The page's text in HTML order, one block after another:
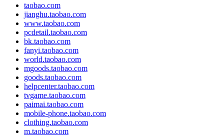
taobao.com
jianghu.taobao.com
www.taobao.com
pcdetail.taobao.com
bk.taobao.com
fanyi.taobao.com
world.taobao.com
mgoods.taobao.com
goods.taobao.com
helpcenter.taobao.com
tvgame.taobao.com
paimai.taobao.com
mobile-phone.taobao.com
clothing.taobao.com
m.taobao.com